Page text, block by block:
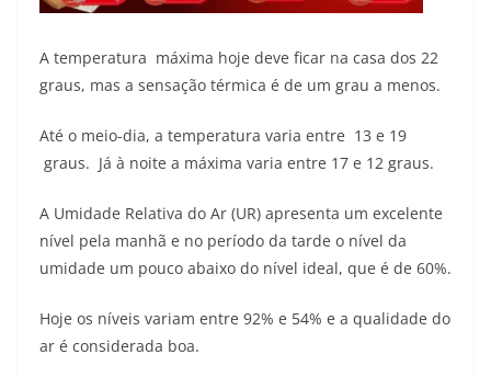
A temperatura máxima hoje deve ficar na casa dos 22
graus, mas a sensação térmica é de um grau a menos.
Até o meio-dia, a temperatura varia entre 13 e 19
graus. Já à noite a máxima varia entre 17 e 12 graus.
A Umidade Relativa do Ar (UR) apresenta um excelente
nível pela manhã e no período da tarde o nível da
umidade um pouco abaixo do nível ideal, que é de 60%.
Hoje os níveis variam entre 92% e 54% e a qualidade do
ar é considerada boa.